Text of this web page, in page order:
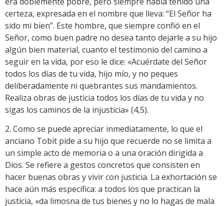
certeza, expresada en el nombre que lleva: “El Señor ha
sido mi bien”. Este hombre, que siempre confió en el
Señor, como buen padre no desea tanto dejarle a su hijo
algún bien material, cuanto el testimonio del camino a
seguir en la vida, por eso le dice: «Acuérdate del Señor
todos los días de tu vida, hijo mío, y no peques
deliberadamente ni quebrantes sus mandamientos.
Realiza obras de justicia todos los días de tu vida y no
sigas los caminos de la injusticia» (4,5).
2. Como se puede apreciar inmediatamente, lo que el
anciano Tobit pide a su hijo que recuerde no se limita a
un simple acto de memoria o a una oración dirigida a
Dios. Se refiere a gestos concretos que consisten en
hacer buenas obras y vivir con justicia. La exhortación se
hace aún más específica: a todos los que practican la
justicia, «da limosna de tus bienes y no lo hagas de mala